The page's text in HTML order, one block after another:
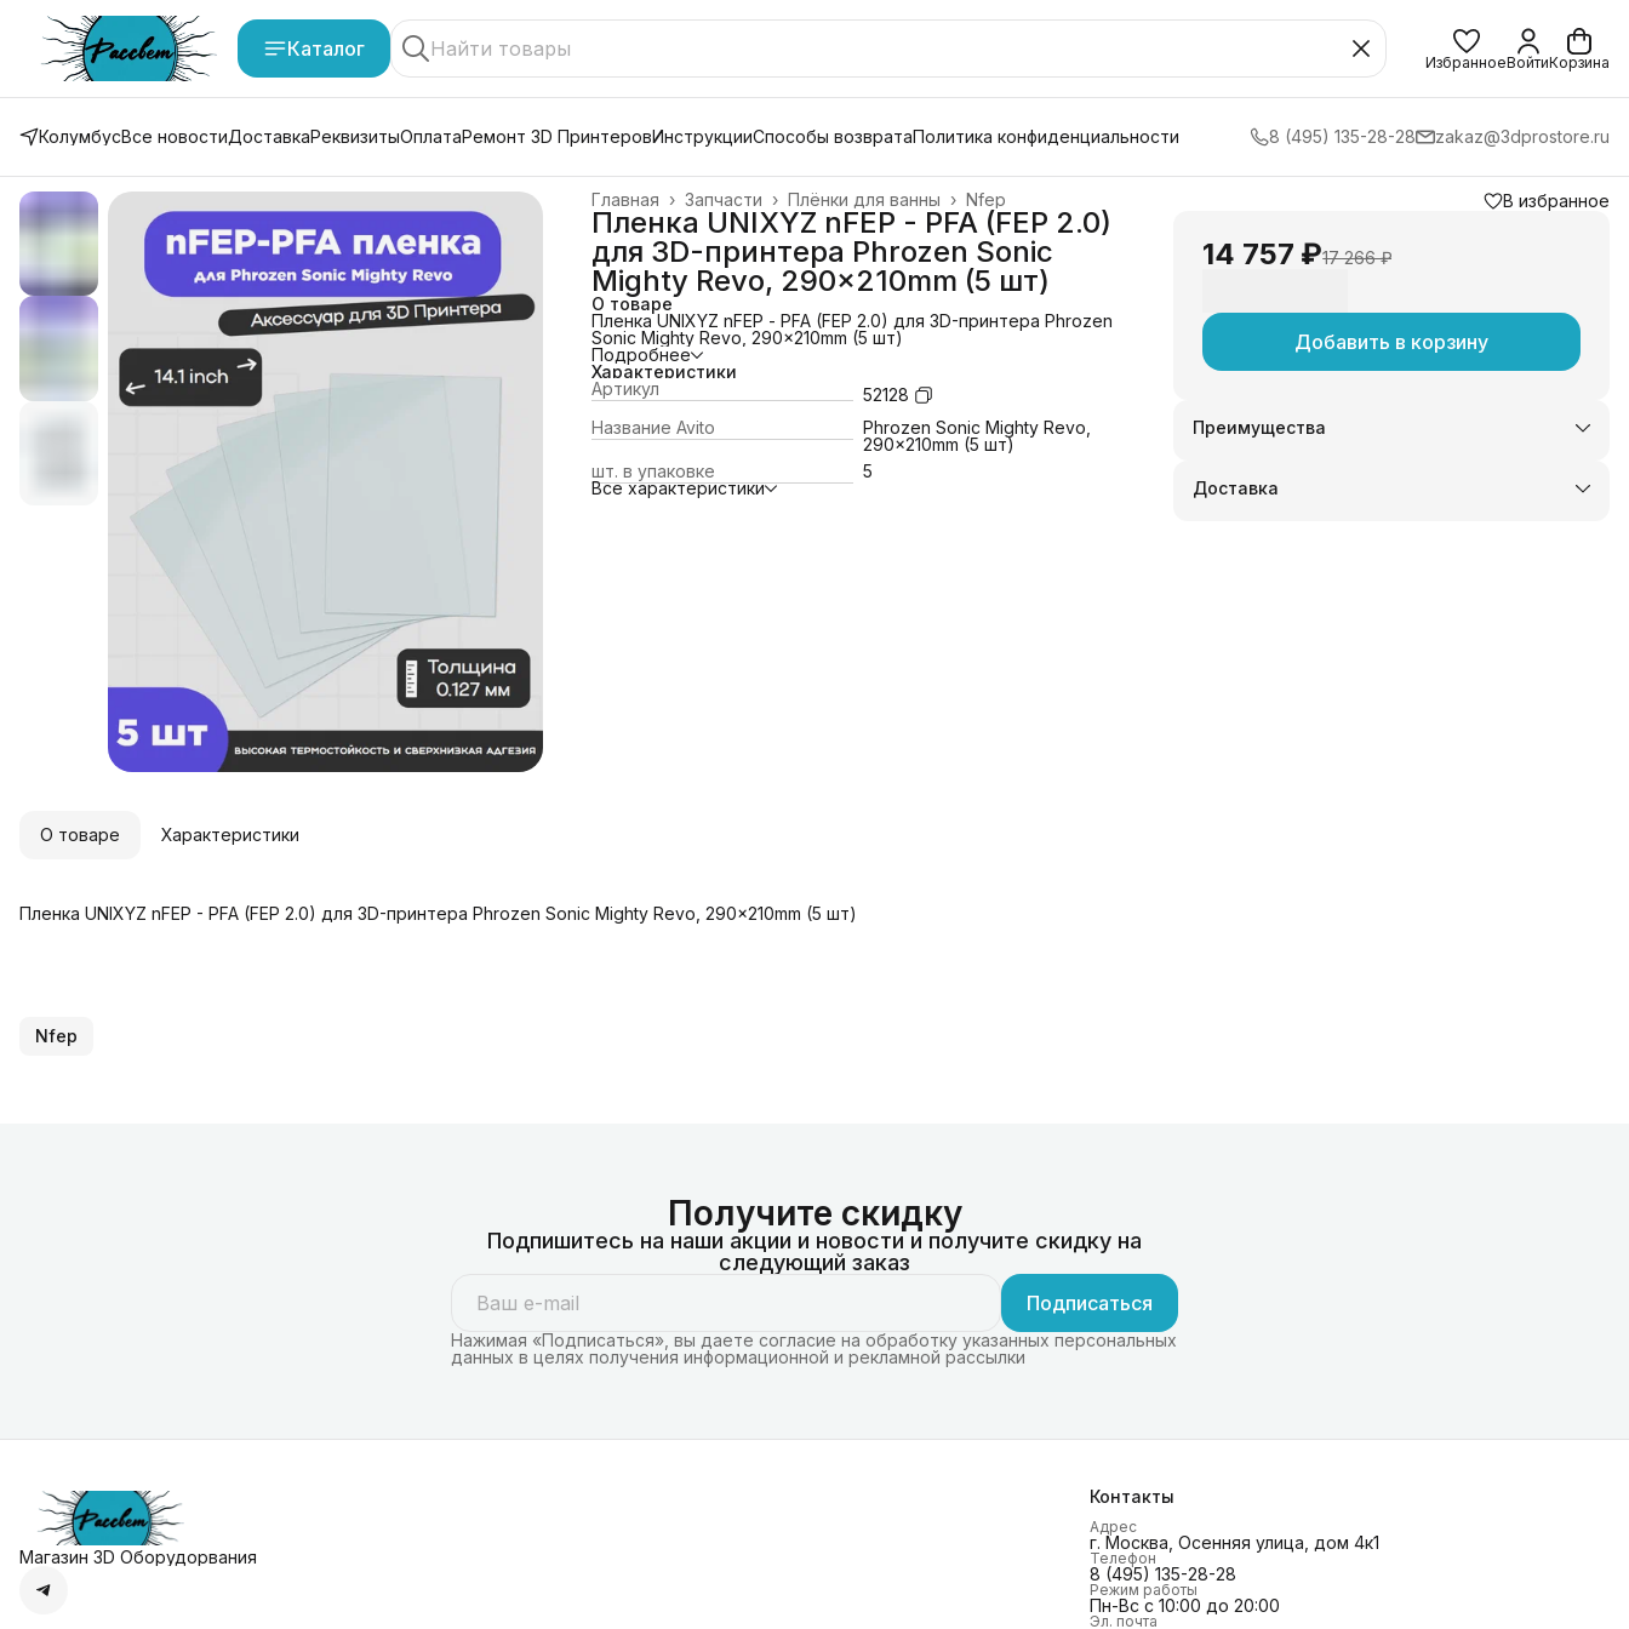
Каталог
ИзбранноеВойтиКорзина
КолумбусВсе новостиДоставкаРеквизитыОплатаРемонт 3D ПринтеровИнструкцииСпособы возвратаПолитика конфиденциальности 8 (495) 135-28-28 zakaz@3dprostore.ru
Nfep
Плёнки для ванны ›
Запчасти ›
Главная ›
Пленка UNIXYZ nFEP - PFA (FEP 2.0)
для 3D-принтера Phrozen Sonic
Mighty Revo, 290x210mm (5 шт)
О товаре
Пленка UNIXYZ nFEP - PFA (FEP 2.0) для 3D-принтера Phrozen
Sonic Mighty Revo, 290x210mm (5 шт)
Подробнее
Характеристики
Артикул
52128
Название Avito
Phrozen Sonic Mighty Revo,
290x210mm (5 шт)
шт. в упаковке
5
Все характеристики
В избранное
14 757 ₽17 266 ₽
Добавить в корзину
Преимущества
Оплата частями в Сплит
Удобный возврат
Доставка
О товаре Характеристики
Пленка UNIXYZ nFEP - PFA (FEP 2.0) для 3D-принтера Phrozen Sonic Mighty Revo, 290x210mm (5 шт)
Nfep
Получите скидку
Подпишитесь на наши акции и новости и получите скидку на
следующий заказ
Подписаться
Нажимая «Подписаться», вы даете согласие на обработку указанных персональных
данных в целях получения информационной и рекламной рассылки
Магазин 3D Оборудорвания
Контакты
Адрес
г. Москва, Осенняя улица, дом 4к1
Телефон
8 (495) 135-28-28
Режим работы
Пн-Вс с 10:00 до 20:00
Эл. почта